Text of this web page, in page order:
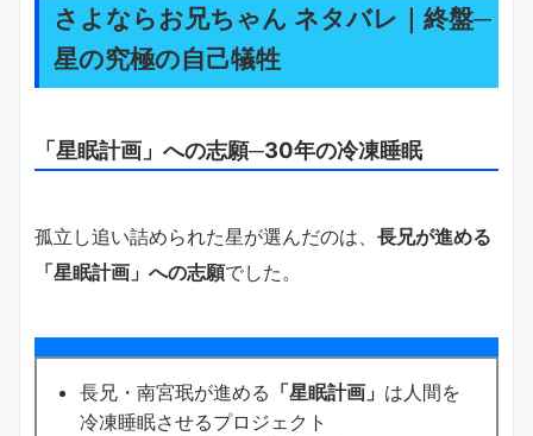
さよならお兄ちゃん ネタバレ｜終盤─
星の究極の自己犠牲
「星眠計画」への志願─30年の冷凍睡眠
孤立し追い詰められた星が選んだのは、 長兄が進める
「星眠計画」への志願でした。
長兄・南宮珉が進める 「星眠計画」 は人間を
冷凍睡眠させるプロジェクト